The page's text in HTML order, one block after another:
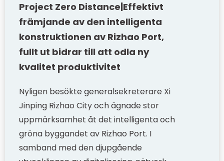
Project Zero Distance|Effektivt
främjande av den intelligenta
konstruktionen av Rizhao Port,
fullt ut bidrar till att odla ny
kvalitet produktivitet
Nyligen besökte generalsekreterare Xi
Jinping Rizhao City och ägnade stor
uppmärksamhet åt det intelligenta och
gröna byggandet av Rizhao Port. I
samband med den djupgående